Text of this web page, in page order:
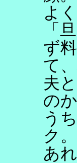
よ
「
ず
て
夫
のか
う
ク。
あ